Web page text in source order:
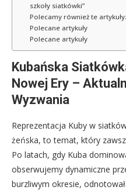
szkoły siatkówki”
Polecamy również te artykuły:
Polecane artykuły
Polecane artykuły
Kubańska
Nowej Ery –
Wyzwania
Reprezentacja Kuby w
żeńska, to temat, który
Po latach, gdy Kuba
obserwujemy dynamiczne
burzliwym okresie,